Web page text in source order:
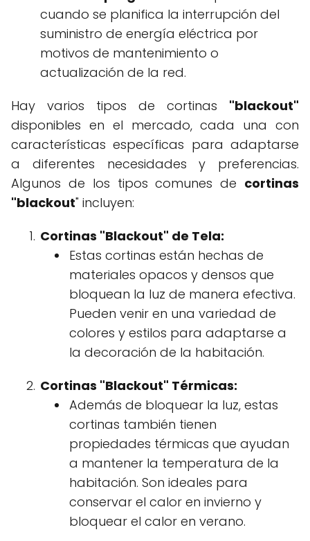
cuando se planifica la interrupción del
suministro de energía eléctrica por
motivos de mantenimiento o
actualización de la red.
Hay varios tipos de cortinas "blackout"
disponibles en el mercado, cada una con
características específicas para adaptarse
a diferentes necesidades y preferencias.
Algunos de los tipos comunes de cortinas
"blackout" incluyen:
Cortinas "Blackout" de Tela:
Estas cortinas están hechas de
materiales opacos y densos que
bloquean la luz de manera efectiva.
Pueden venir en una variedad de
colores y estilos para adaptarse a
la decoración de la habitación.
Cortinas "Blackout" Térmicas:
Además de bloquear la luz, estas
cortinas también tienen
propiedades térmicas que ayudan
a mantener la temperatura de la
habitación. Son ideales para
conservar el calor en invierno y
bloquear el calor en verano.